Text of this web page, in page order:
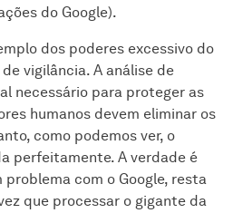
do Google).
dos poderes excessivo do
vigilância. A análise de
necessário para proteger as
humanos devem eliminar os
como podemos ver, o
perfeitamente. A verdade é
problema com o Google, resta
que processar o gigante da